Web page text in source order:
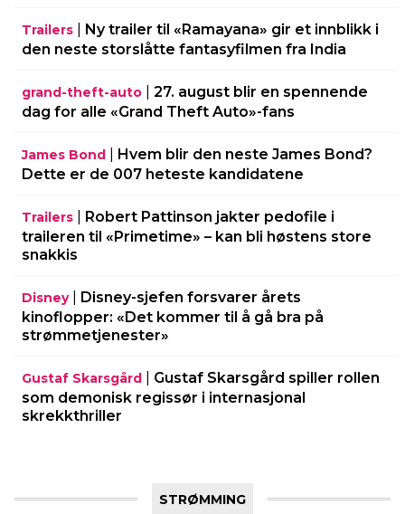
Trailers
Ny trailer til «Ramayana» gir et innblikk i
den neste storslåtte fantasyfilmen fra India
grand-theft-auto
27. august blir en spennende
dag for alle «Grand Theft Auto»-fans
James Bond
Hvem blir den neste James Bond?
Dette er de 007 heteste kandidatene
Trailers
Robert Pattinson jakter pedofile i
traileren til «Primetime» – kan bli høstens store
snakkis
Disney| Disney-sjefen forsvarer årets
kinoflopper: «Det kommer til å gå bra på
strømmetjenester»
Gustaf Skarsgård
Gustaf Skarsgård spiller rollen
som demonisk regissør i internasjonal
skrekkthriller
STRØMMING